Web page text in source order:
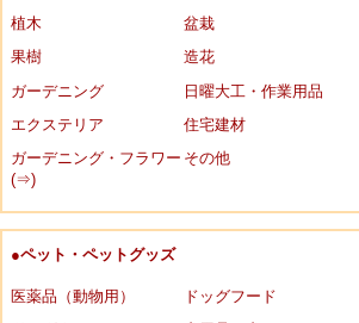
植木
盆栽
果樹
造花
ガーデニング
日曜大工・作業用品
エクステリア
住宅建材
ガーデニング・フラワー
(⇒)
その他
●ペット・ペットグッズ
医薬品（動物用）
ドッグフード